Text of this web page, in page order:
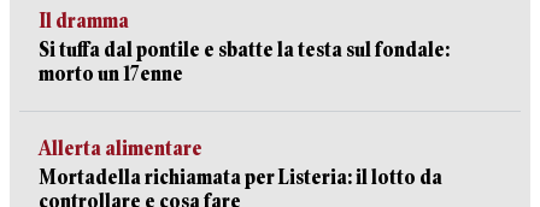
Il dramma
Si tuffa dal pontile e sbatte la testa sul fondale:
morto un 17enne
Allerta alimentare
Mortadella richiamata per Listeria: il lotto da
controllare e cosa fare